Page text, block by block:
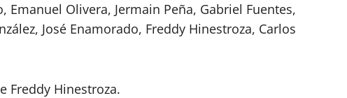
Emanuel Olivera, Jermain Peña, Gabriel Fuentes,
José Enamorado, Freddy Hinestroza, Carlos
Freddy Hinestroza.